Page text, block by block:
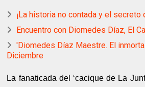
¡La historia no contada y el secreto
Encuentro con Diomedes Díaz, El
'Diomedes Díaz Maestre. El
Diciembre
La fanaticada del ‘cacique de La